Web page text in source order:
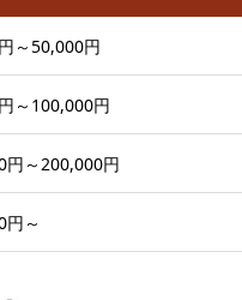
～50,000円
～100,000円
円～200,000円
～